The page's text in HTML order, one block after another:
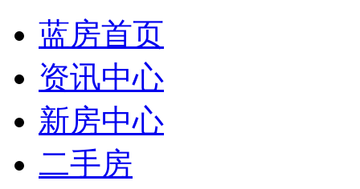
蓝房首页
资讯中心
新房中心
二手房